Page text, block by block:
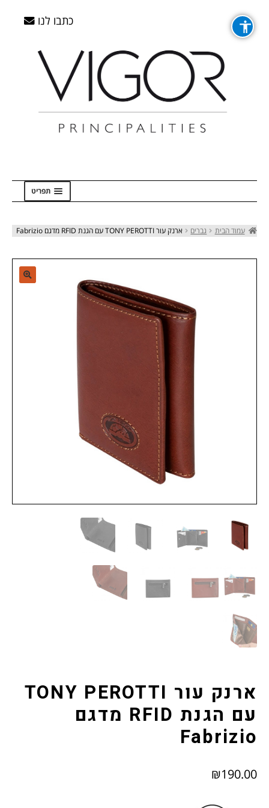
לניווט
לתוכן
לניווט
לתוכן
כתבו לנו
תפריט
Zap-Mirror-Page
מותגים
צור קשר
תודה רבה
עמוד הבית גברים ארנק עור TONY PEROTTI עם הגנת RFID מדגם Fabrizio
ארנק עור TONY PEROTTI
עם הגנת RFID מדגם
Fabrizio
₪190.00